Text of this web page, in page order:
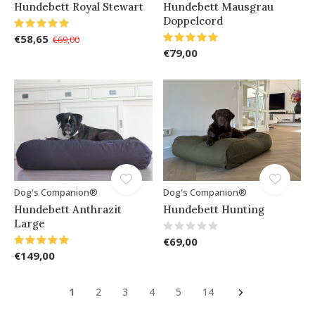
Hundebett Royal Stewart
€58,65 €69,00
Hundebett Mausgrau
Doppelcord
€79,00
Dog's Companion®
Hundebett Anthrazit
Large
€149,00
Dog's Companion®
Hundebett Hunting
€69,00
1 2 3 4 5 14